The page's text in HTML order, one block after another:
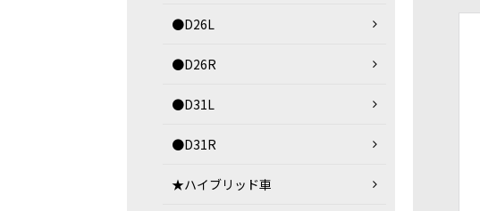
●D26L
●D26R
●D31L
●D31R
★ハイブリッド車